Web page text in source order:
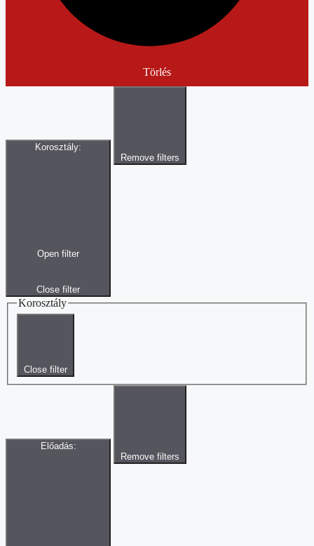
Törlés
Korosztály:
Open filter
Close filter
Remove filters
Korosztály
Close filter
Előadás:
Remove filters